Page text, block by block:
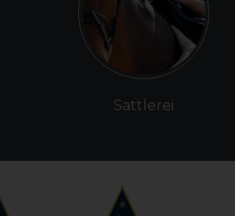
Sattlerei